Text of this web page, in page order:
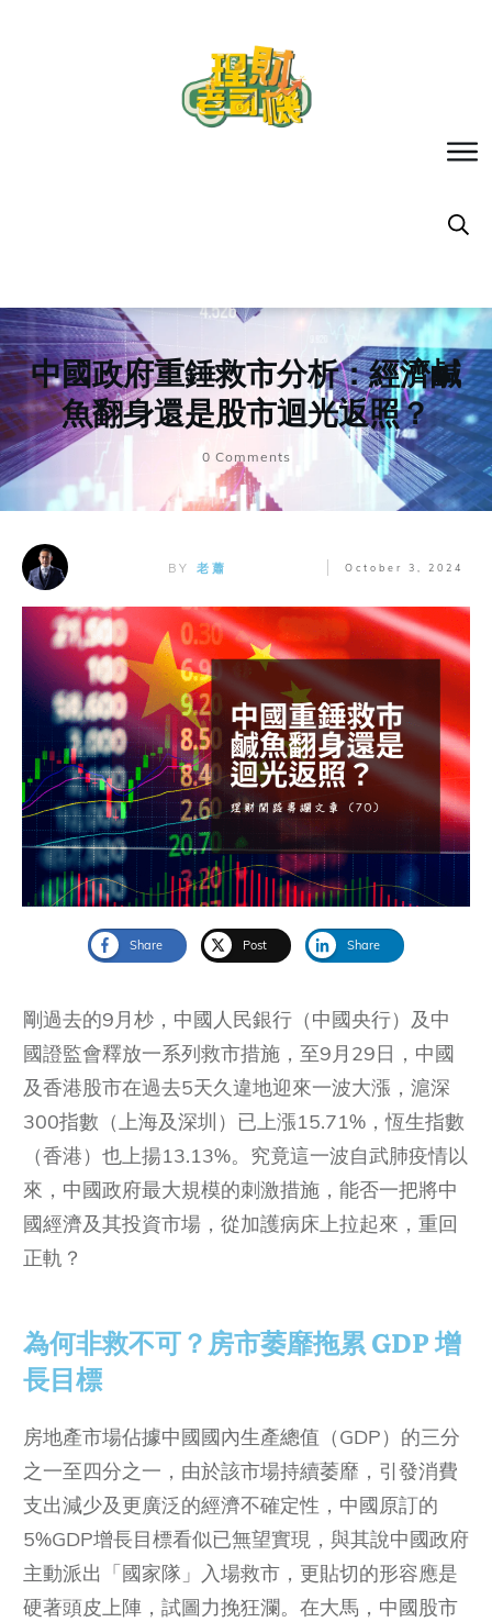
中國政府重錘救市分析：經濟鹹
魚翻身還是股市迴光返照？
0 Comments
BY 老蕭 October 3, 2024
Share Post Share
剛過去的9月杪，中國人民銀行（中國央行）及中
國證監會釋放一系列救市措施，至9月29日，中國
及香港股市在過去5天久違地迎來一波大漲，滬深
300指數（上海及深圳）已上漲15.71%，恆生指數
（香港）也上揚13.13%。究竟這一波自武肺疫情以
來，中國政府最大規模的刺激措施，能否一把將中
國經濟及其投資市場，從加護病床上拉起來，重回
正軌？
為何非救不可？房市萎靡拖累 GDP 增
長目標
房地產市場佔據中國國內生產總值（GDP）的三分
之一至四分之一，由於該市場持續萎靡，引發消費
支出減少及更廣泛的經濟不確定性，中國原訂的
5%GDP增長目標看似已無望實現，與其說中國政府
主動派出「國家隊」入場救市，更貼切的形容應是
硬著頭皮上陣，試圖力挽狂瀾。在大馬，中國股市